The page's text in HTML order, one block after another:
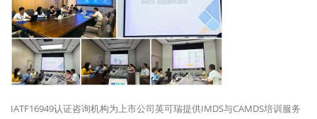
IATF16949认证咨询机构为上市公司英可瑞提供IMDS与CAMDS培训服务